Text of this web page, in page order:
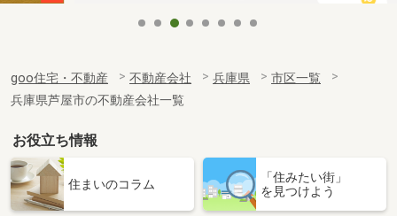
goo住宅・不動産 不動産会社 兵庫県
市区一覧
兵庫県芦屋市の不動産会社一覧
お役立ち情報
住まいのコラム
「住みたい街」
を見つけよう